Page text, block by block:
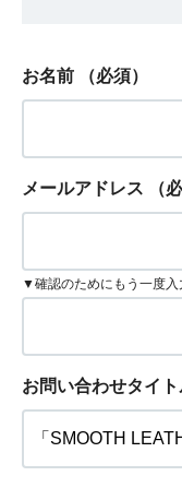
お名前 （必須）
メールアドレス （
▼確認のためにもう一度入
お問い合わせタイト